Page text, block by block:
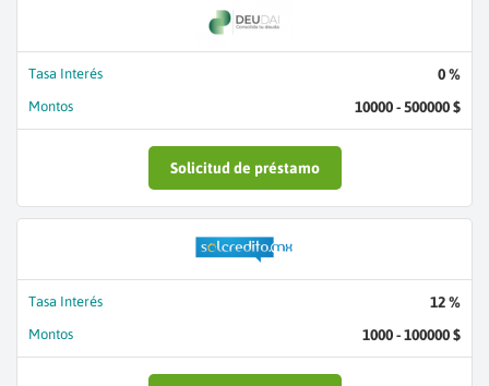
Tasa Interés 0 %
Montos 10000 - 500000 $
Solicitud de préstamo
Tasa Interés 12 %
Montos 1000 - 100000 $